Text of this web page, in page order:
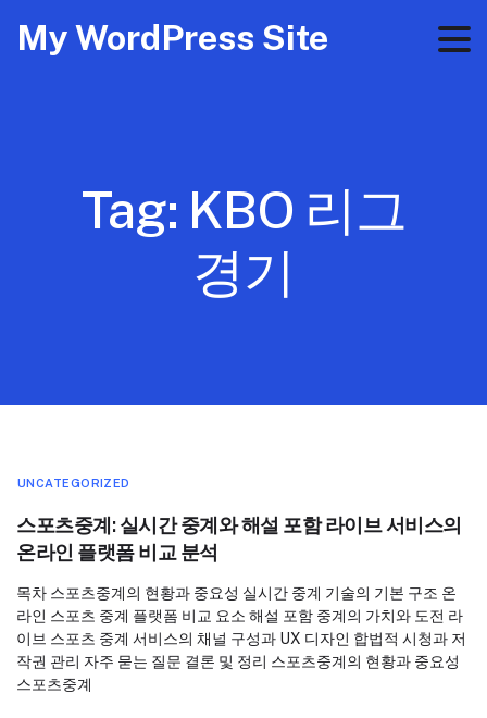
My WordPress Site
Tag: KBO 리그
경기
UNCATEGORIZED
스포츠중계: 실시간 중계와 해설 포함 라이브 서비스의
온라인 플랫폼 비교 분석
목차 스포츠중계의 현황과 중요성 실시간 중계 기술의 기본 구조 온
라인 스포츠 중계 플랫폼 비교 요소 해설 포함 중계의 가치와 도전 라
이브 스포츠 중계 서비스의 채널 구성과 UX 디자인 합법적 시청과 저
작권 관리 자주 묻는 질문 결론 및 정리 스포츠중계의 현황과 중요성
스포츠중계